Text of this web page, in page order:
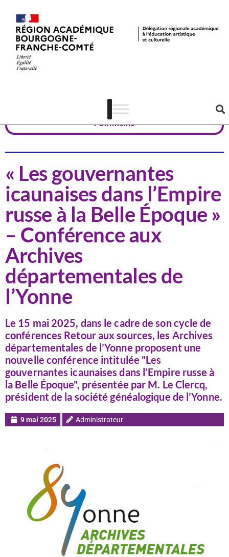
Patrimoine
« Les gouvernantes
icaunaises dans l’Empire
russe à la Belle Époque »
– Conférence aux
Archives
départementales de
l’Yonne
Le 15 mai 2025, dans le cadre de son cycle de
conférences Retour aux sources, les Archives
départementales de l’Yonne proposent une
nouvelle conférence intitulée "Les
gouvernantes icaunaises dans l’Empire russe à
la Belle Époque", présentée par M. Le Clercq,
président de la société généalogique de l’Yonne.
9 mai 2025 Administrateur